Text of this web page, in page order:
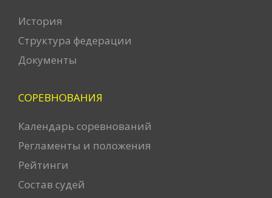
История
Структура федерации
Документы
СОРЕВНОВАНИЯ
Календарь соревнований
Регламенты и положения
Рейтинги
Состав судей